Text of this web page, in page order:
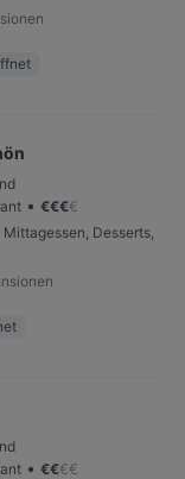
• €€€€
Desserts,
• €€€€